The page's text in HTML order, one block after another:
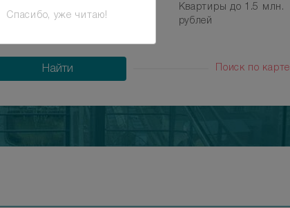
Квартиры до 1.5 млн.
рублей
Найти Поиск по карте
Спасибо, уже читаю!